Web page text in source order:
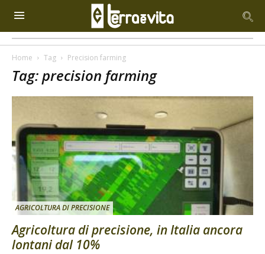
Home Tag Precision farming
Tag: precision farming
AGRICOLTURA DI PRECISIONE
Agricoltura di precisione, in Italia ancora
lontani dal 10%